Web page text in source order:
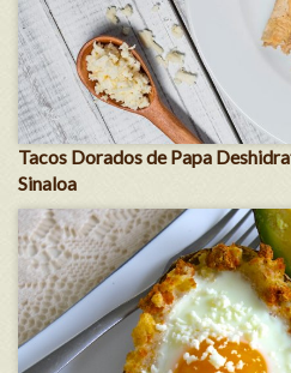
Tacos Dorados de Papa
Sinaloa